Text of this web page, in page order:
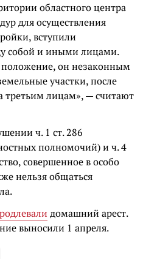
областного центра
для осуществления
вступили
собой и иными лицами.
положение, он незаконным
участки, после
третьим лицам», — считают
ч. 1 ст. 286
полномочий) и ч. 4
совершенное в особо
нельзя общаться
домашний арест.
выносили 1 апреля.